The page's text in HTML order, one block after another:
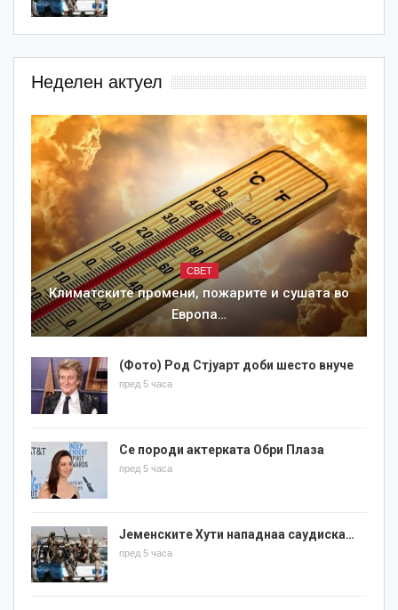
Неделен актуел
СВЕТ
Климатските промени, пожарите и сушата во
Европа…
(Фото) Род Стјуарт доби шесто внуче
пред 5 часа
Се породи актерката Обри Плаза
пред 5 часа
Јеменските Хути нападнаа саудиска…
пред 5 часа